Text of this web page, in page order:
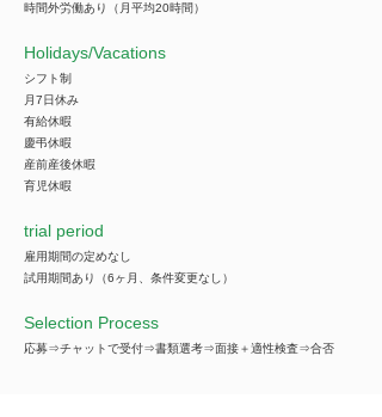
時間外労働あり（月平均20時間）
​Holidays/Vacations
シフト制
月7日休み
有給休暇
慶弔休暇
産前産後休暇
育児休暇
trial period
雇用期間の定めなし
試用期間あり（6ヶ月、条件変更なし）
Selection Process
応募⇒チャットで受付⇒書類選考⇒面接＋適性検査⇒合否